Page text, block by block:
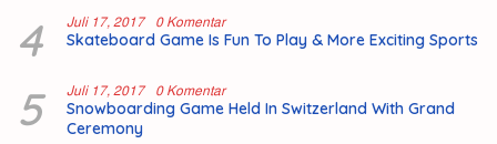
4 Juli 17, 2017 0 Komentar
Skateboard Game Is Fun To Play & More Exciting Sports
5 Juli 17, 2017 0 Komentar
Snowboarding Game Held In Switzerland With Grand
Ceremony